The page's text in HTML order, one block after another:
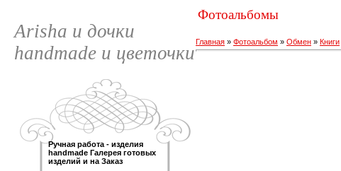
Arisha и дочки
handmade и цветочки
Ручная работа - изделия
handmade Галерея готовых
изделий и на Заказ
Фотоальбомы
Главная » Фотоальбом » Обмен » Книги